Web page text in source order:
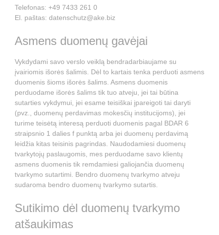
Telefonas: +49 7433 261 0
El. paštas: datenschutz@ake.biz
Asmens duomenų gavėjai
Vykdydami savo verslo veiklą bendradarbiaujame su
įvairiomis išorės šalimis. Dėl to kartais tenka perduoti asmens
duomenis šioms išorės šalims. Asmens duomenis
perduodame išorės šalims tik tuo atveju, jei tai būtina
sutarties vykdymui, jei esame teisiškai įpareigoti tai daryti
(pvz., duomenų perdavimas mokesčių institucijoms), jei
turime teisėtą interesą perduoti duomenis pagal BDAR 6
straipsnio 1 dalies f punktą arba jei duomenų perdavimą
leidžia kitas teisinis pagrindas. Naudodamiesi duomenų
tvarkytojų paslaugomis, mes perduodame savo klientų
asmens duomenis tik remdamiesi galiojančia duomenų
tvarkymo sutartimi. Bendro duomenų tvarkymo atveju
sudaroma bendro duomenų tvarkymo sutartis.
Sutikimo dėl duomenų tvarkymo
atšaukimas